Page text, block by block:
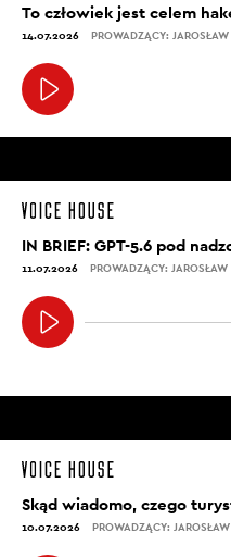
To człowiek jest celem
14.07.2026 PROWADZĄCY:
IN BRIEF: GPT-5.6 pod
11.07.2026 PROWADZĄCY:
Skąd wiadomo, czego
10.07.2026 PROWADZĄCY: